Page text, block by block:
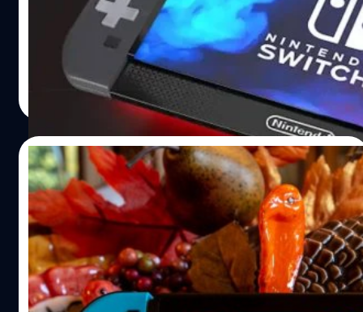
ประธาน Nintendo ฟุรุคาวะได้ตอบคำถามเมื่อถูก ถามว่า
คอนโซลรุ่นต่อไปจะเป็นสิ่งใหม่ใช่หรือไ
วงศกร ปฐมชัยวัฒน์| 822 days ago
03/05/2024
Nintendo กวาดล้างอีมูเลเตอร์ Switch ที่
โคลน Yuzu ไปทำต่อทั้งหมดใน GitHub กว่า
8,000 ชุด
ในเวลาไม่ถึงเดือนหลังจาก Nintendo ชนะคดี พวกเขาได้ยื่น
หนังสือแจ้ง DMCA (Digital Millennium Copyright Act) กับ
GitHub เพื่อกวาดล้าง Fork (โครงการพัฒนาที่แตกจาก